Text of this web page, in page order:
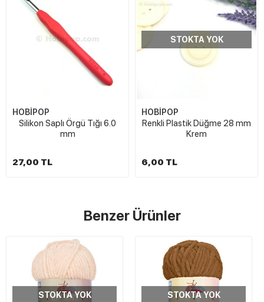
HOBİPOP
Silikon Saplı Örgü Tığı 6.0
mm
27,00 TL
STOKTA YOK
HOBİPOP
Renkli Plastik Düğme 28 mm
Krem
6,00 TL
Benzer Ürünler
STOKTA YOK STOKTA YOK